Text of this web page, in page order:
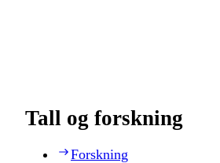
Tall og forskning
Forskning